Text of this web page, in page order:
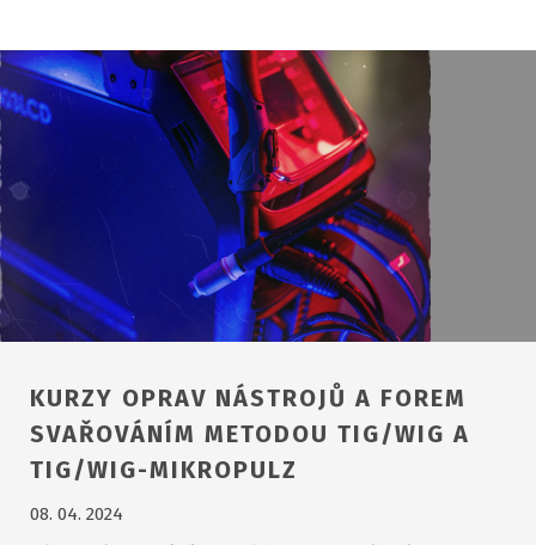
KURZY OPRAV NÁSTROJŮ A FOREM
SVAŘOVÁNÍM METODOU TIG/WIG A
TIG/WIG-MIKROPULZ
08. 04. 2024